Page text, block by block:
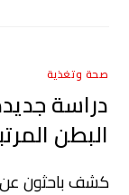
صحة وتغذية
دراسة
البطن
كشف باحثون